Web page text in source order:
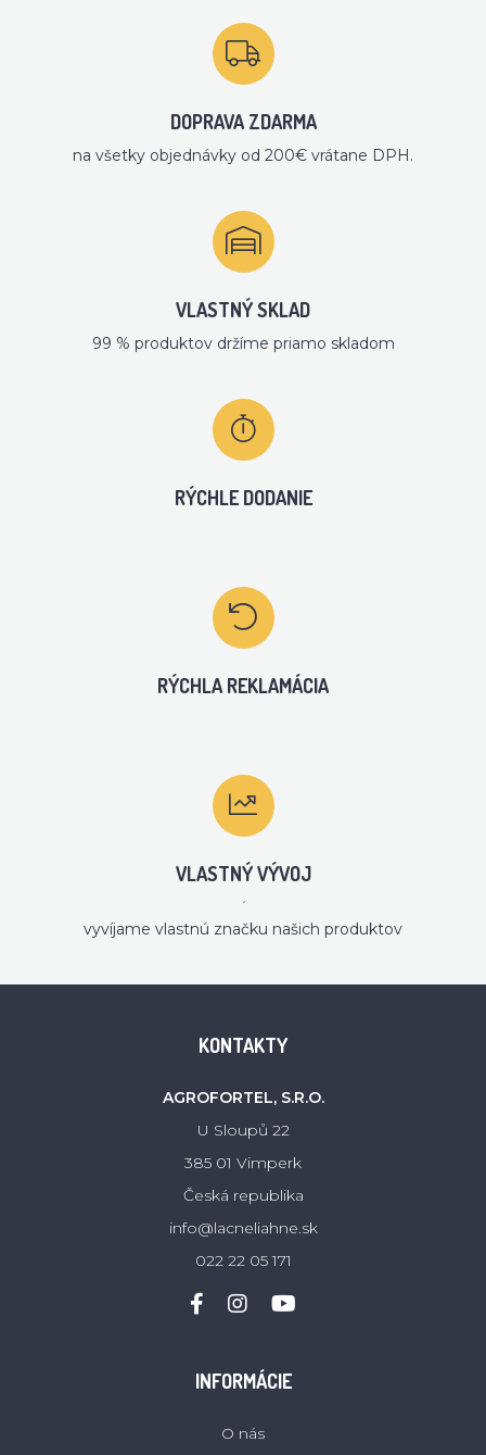
DOPRAVA ZDARMA
na všetky objednávky od 200€ vrátane DPH.
VLASTNÝ SKLAD
99 % produktov držíme priamo skladom
RÝCHLE DODANIE
RÝCHLA REKLAMÁCIA
VLASTNÝ VÝVOJ
´
vyvíjame vlastnú značku našich produktov
KONTAKTY
AGROFORTEL, S.R.O.
U Sloupů 22
385 01 Vimperk
Česká republika
info@lacneliahne.sk
022 22 05 171
INFORMÁCIE
O nás